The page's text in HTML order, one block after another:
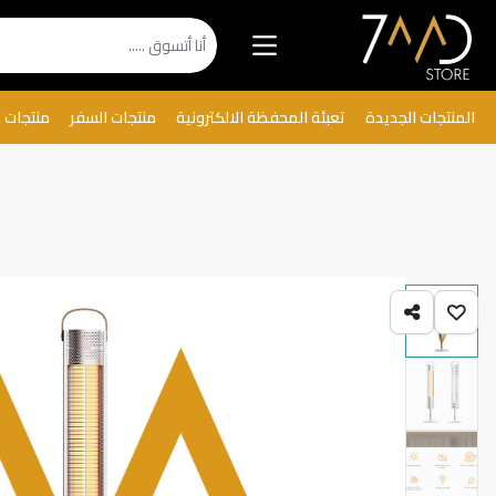
المنتجات الجديدة تعبئة المحفظة الالكترونية منتجات السفر